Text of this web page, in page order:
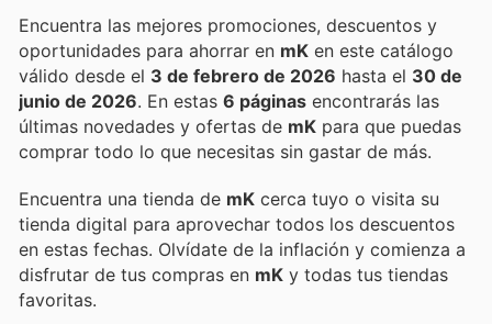
Encuentra las mejores promociones, descuentos y
oportunidades para ahorrar en mK en este catálogo
válido desde el 3 de febrero de 2026 hasta el 30 de
junio de 2026 . En estas 6 páginas encontrarás las
últimas novedades y ofertas de mK para que puedas
comprar todo lo que necesitas sin gastar de más.
Encuentra una tienda de mK cerca tuyo o visita su
tienda digital para aprovechar todos los descuentos
en estas fechas. Olvídate de la inflación y comienza a
disfrutar de tus compras en mK y todas tus tiendas
favoritas.